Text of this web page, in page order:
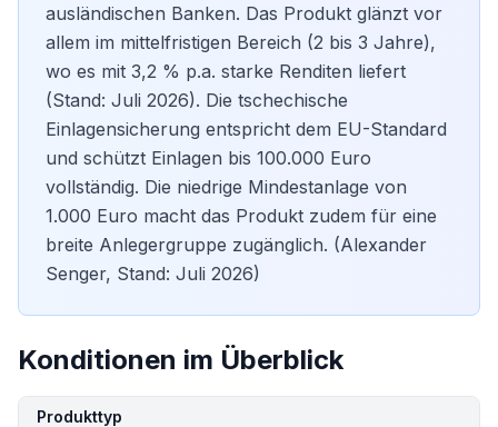
ausländischen Banken. Das Produkt glänzt vor
allem im mittelfristigen Bereich (2 bis 3 Jahre),
wo es mit 3,2 % p.a. starke Renditen liefert
(Stand: Juli 2026). Die tschechische
Einlagensicherung entspricht dem EU-Standard
und schützt Einlagen bis 100.000 Euro
vollständig. Die niedrige Mindestanlage von
1.000 Euro macht das Produkt zudem für eine
breite Anlegergruppe zugänglich. (Alexander
Senger, Stand: Juli 2026)
Konditionen im Überblick
KonditionDetails
Produkttyp